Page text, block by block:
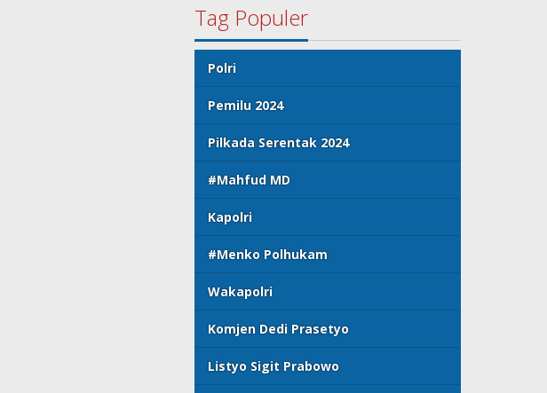
Tag Populer
Polri
Pemilu 2024
Pilkada Serentak 2024
#Mahfud MD
Kapolri
#Menko Polhukam
Wakapolri
Komjen Dedi Prasetyo
Listyo Sigit Prabowo